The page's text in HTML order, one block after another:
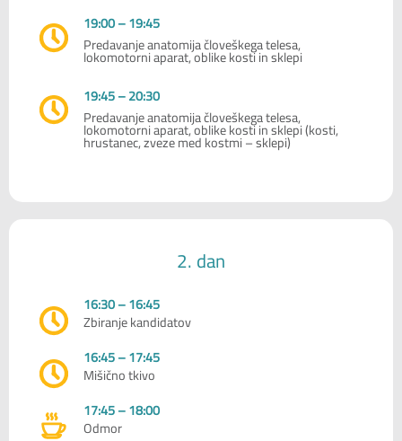
19:00 – 19:45
Predavanje anatomija človeškega telesa,
lokomotorni aparat, oblike kosti in sklepi
19:45 – 20:30
Predavanje anatomija človeškega telesa,
lokomotorni aparat, oblike kosti in sklepi (kosti,
hrustanec, zveze med kostmi – sklepi)
2. dan
16:30 – 16:45
Zbiranje kandidatov
16:45 – 17:45
Mišično tkivo
17:45 – 18:00
Odmor